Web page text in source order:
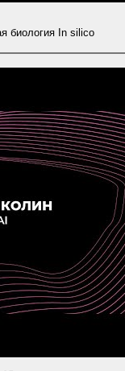
биология In silico